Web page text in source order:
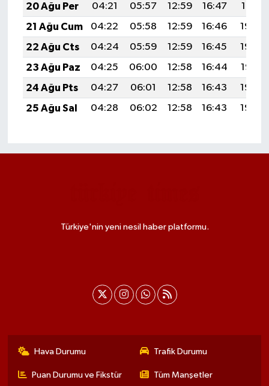
20 Ağu Per
04:21 05:57 12:59 16:47
19:51
21 Ağu Cum
04:22 05:58 12:59 16:46
19:50
22 Ağu Cts
04:24 05:59 12:59 16:45
19:48
23 Ağu Paz
04:25 06:00 12:58 16:44
19:47
24 Ağu Pts
04:27 06:01 12:58 16:43
19:45
25 Ağu Sal
04:28 06:02 12:58 16:43 19:44
Türkiye'nin yeni nesil haber platformu.
Hava Durumu Trafik Durumu
Puan Durumu ve Fikstür Tüm Manşetler